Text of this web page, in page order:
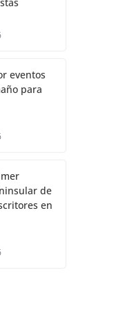
eventos
para
de
en